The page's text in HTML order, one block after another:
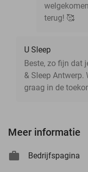
terug! 🥰
U Sleep
Beste, zo fijn dat
& Sleep Antwerp.
graag in de
Meer informatie
Bedrijfspagina